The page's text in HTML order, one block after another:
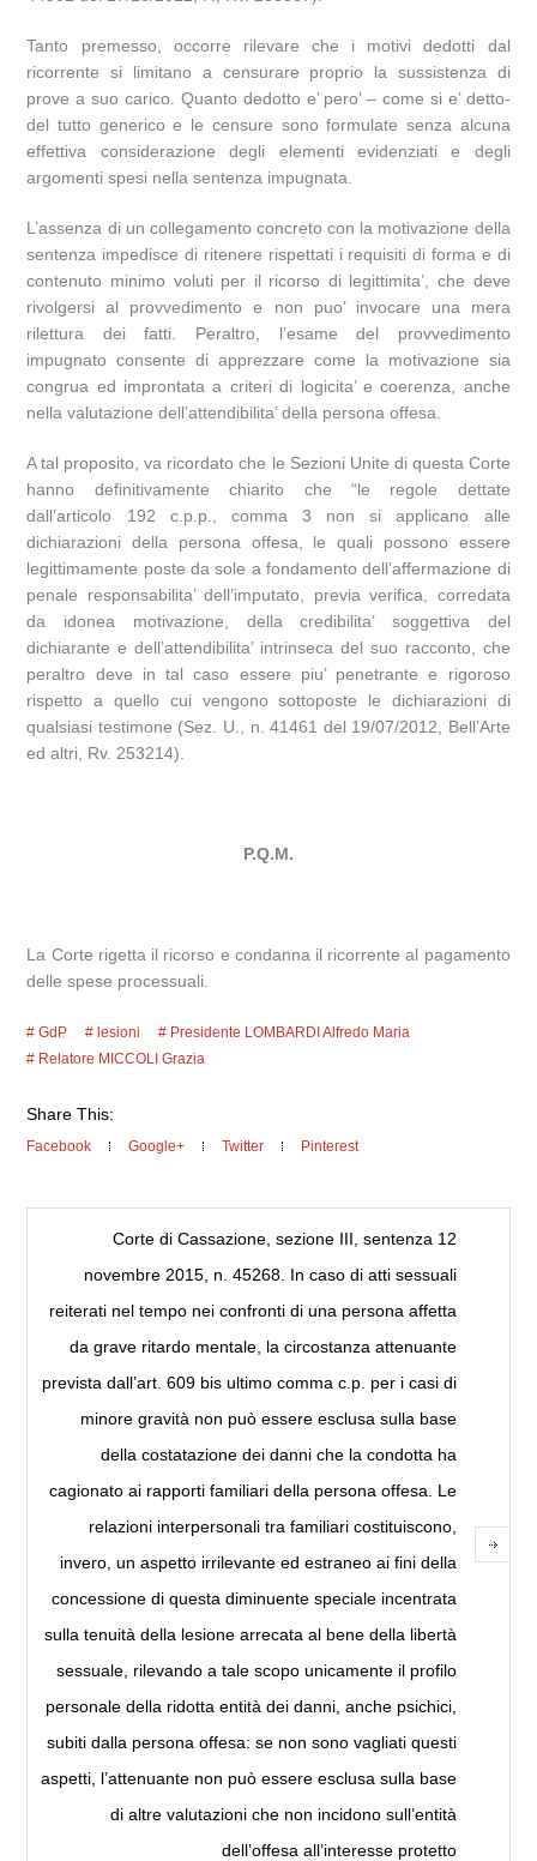
Tanto premesso, occorre rilevare che i motivi dedotti dal
ricorrente si limitano a censurare proprio la sussistenza di
prove a suo carico. Quanto dedotto e’ pero’ – come si e’ detto-
del tutto generico e le censure sono formulate senza alcuna
effettiva considerazione degli elementi evidenziati e degli
argomenti spesi nella sentenza impugnata.
L’assenza di un collegamento concreto con la motivazione della
sentenza impedisce di ritenere rispettati i requisiti di forma e di
contenuto minimo voluti per il ricorso di legittimita’, che deve
rivolgersi al provvedimento e non puo’ invocare una mera
rilettura dei fatti. Peraltro, l’esame del provvedimento
impugnato consente di apprezzare come la motivazione sia
congrua ed improntata a criteri di logicita’ e coerenza, anche
nella valutazione dell’attendibilita’ della persona offesa.
A tal proposito, va ricordato che le Sezioni Unite di questa Corte
hanno definitivamente chiarito che “le regole dettate
dall’articolo 192 c.p.p., comma 3 non si applicano alle
dichiarazioni della persona offesa, le quali possono essere
legittimamente poste da sole a fondamento dell’affermazione di
penale responsabilita’ dell’imputato, previa verifica, corredata
da idonea motivazione, della credibilita’ soggettiva del
dichiarante e dell’attendibilita’ intrinseca del suo racconto, che
peraltro deve in tal caso essere piu’ penetrante e rigoroso
rispetto a quello cui vengono sottoposte le dichiarazioni di
qualsiasi testimone (Sez. U., n. 41461 del 19/07/2012, Bell’Arte
ed altri, Rv. 253214).
P.Q.M.
La Corte rigetta il ricorso e condanna il ricorrente al pagamento
delle spese processuali.
GdP lesioni
Presidente LOMBARDI Alfredo Maria
Relatore MICCOLI Grazia
Share This:
Facebook Google+ Twitter Pinterest
Corte di Cassazione, sezione III, sentenza 12
novembre 2015, n. 45268. In caso di atti sessuali
reiterati nel tempo nei confronti di una persona affetta
da grave ritardo mentale, la circostanza attenuante
prevista dall’art. 609 bis ultimo comma c.p. per i casi di
minore gravità non può essere esclusa sulla base
della costatazione dei danni che la condotta ha
cagionato ai rapporti familiari della persona offesa. Le
relazioni interpersonali tra familiari costituiscono,
invero, un aspetto irrilevante ed estraneo ai fini della
concessione di questa diminuente speciale incentrata
sulla tenuità della lesione arrecata al bene della libertà
sessuale, rilevando a tale scopo unicamente il profilo
personale della ridotta entità dei danni, anche psichici,
subiti dalla persona offesa: se non sono vagliati questi
aspetti, l’attenuante non può essere esclusa sulla base
di altre valutazioni che non incidono sull’entità
dell’offesa all’interesse protetto